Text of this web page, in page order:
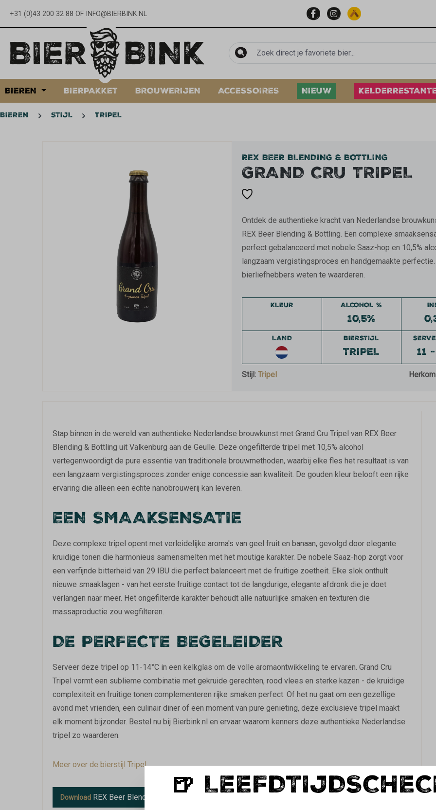
Ga naar de hoofdnavigatie
+31 (0)43 200 32 88 OF INFO@BIERBINK.NL
BIEREN BIERPAKKET BROUWERIJEN ACCESSOIRES NIEUW
BIEREN STIJL TRIPEL
REX BEER BLENDING & BOTTLING
GRAND CRU TRIPEL
Ontdek de authentieke kracht van Nederlandse
REX Beer Blending & Bottling. Een complexe
perfect gebalanceerd met nobele Saaz-hop en 10,5%
langzaam vergistingsproces en handgemaakte
bierliefhebbers weten te waarderen.
KLEUR ALCOHOL %
10,5%
LAND BIERSTIJL
TRIPEL 11
Stijl: Tripel
Stap binnen in de wereld van authentieke Nederlandse brouwkunst met Grand Cru Tripel van REX Beer
Blending & Bottling uit Valkenburg aan de Geulle. Deze ongefilterde tripel met 10,5% alcohol
vertegenwoordigt de pure essentie van traditionele brouwmethoden, waarbij elke fles het resultaat is van
een langzaam vergistingsproces zonder enige concessie aan kwaliteit. De gouden kleur belooft een rijke
ervaring die alleen een echte nanobrouwerij kan leveren.
EEN SMAAKSENSATIE
Deze complexe tripel opent met verleidelijke aroma's van geel fruit en banaan, gevolgd door elegante
kruidige tonen die harmonieus samensmelten met het moutige karakter. De nobele Saaz-hop zorgt voor
een verfijnde bitterheid van 29 IBU die perfect balanceert met de fruitige zoetheit. Elke slok onthult
nieuwe smaaklagen - van het eerste fruitige contact tot de langdurige, elegante afdronk die je doet
verlangen naar meer. Het ongefilterde karakter behoudt alle natuurlijke smaken en texturen die
massaproductie zou wegfilteren.
DE PERFECTE BEGELEIDER
Serveer deze tripel op 11-14°C in een kelkglas om de volle aromaontwikkeling te ervaren. Grand Cru
Tripel vormt een sublieme combinatie met gekruide gerechten, rood vlees en sterke kazen - de kruidige
complexiteit en fruitige tonen complementeren rijke smaken perfect. Of het nu gaat om een gezellige
avond met vrienden, een culinair diner of een moment van pure genieting, deze exclusieve tripel maakt
elk moment bijzonder. Bestel nu bij Bierbink.nl en ervaar waarom kenners deze authentieke Nederlandse
tripel zo waarderen.
Meer over de bierstijl Tripel.
Download REX Beer Blending & Bottling Grand Cru Tripel
🍺